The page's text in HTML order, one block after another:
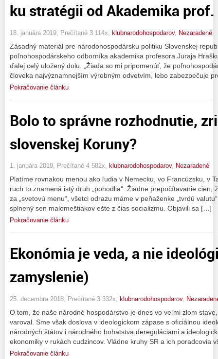
ku stratégii od Akademika
18. januára 2019, Prečítané 3 114x, klubnarodohospodarov, Nezaradené
Zásadný materiál pre národohospodársku politiku Slovenskej
poľnohospodárskeho odborníka akademika profesora Juraja
ďalej celý uložený dolu. „Žiada so mi pripomenúť, že
človeka najvýznamnejším výrobným odvetvím, lebo zabezpečuje
Pokračovanie článku
Bolo to správne rozhodnutie,
slovenskej Koruny?
1. januára 2019, Prečítané 4 582x, klubnarodohospodarov, Nezaradené
Platíme rovnakou menou ako ľudia v Nemecku, vo Francúzsku, v
ruch to znamená istý druh „pohodlia“. Žiadne prepočítavanie cien,
za „svetovú menu“, všetci odrazu máme v peňaženke „tvrdú
splnený sen malomeštiakov ešte z čias socializmu. Objavili sa […]
Pokračovanie článku
Ekonómia je veda, a nie
zamyslenie)
25. decembra 2018, Prečítané 3 332x, klubnarodohospodarov,
O tom, že naše národné hospodárstvo je dnes vo veľmi zlom
varoval. Sme však doslova v ideologickom zápase s oficiálnou
národných štátov i národného bohatstva dereguláciami a
ekonomiky v rukách cudzincov. Vládne kruhy SR a ich poradcovia
Pokračovanie článku